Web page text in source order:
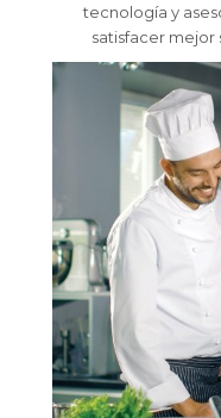
tecnología y
satisfacer mejor